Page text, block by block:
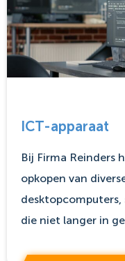
ICT-apparaat
Bij Firma Reinders
opkopen van
desktopcomputers,
die niet langer in